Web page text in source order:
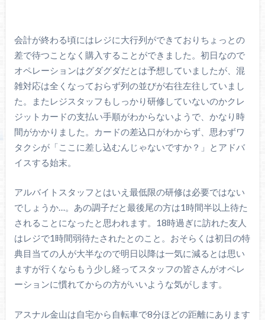
会計が終わる頃にはレジに大行列ができておりちょっとの
差で待つことなく購入することができました。初日なので
オペレーションはグダグダだとは予想していましたが、混
雑対応は全くなっておらず列の並びが右往左往していまし
た。またレジスタッフもしっかり研修していないのかクレ
ジットカードの支払い手順がわからないようで、かなり時
間がかかりました。カードの差込口がわからず、思わずワ
タクシが「ここに差し込むんじゃないですか？」とアドバ
イスする始末。
アルバイトスタッフとはいえ最低限の研修は必要ではない
でしょうか…。あの調子だと最後尾の方は1時間半以上待た
されることになったと思われます。18時過ぎに訪れた友人
はレジで1時間弱待たされたとのこと。おそらくは初日の特
典目当ての人が大半なので明日以降は一気に減るとは思い
ますが行くならもう少し経ってスタッフの皆さんがオペレ
ーションに慣れてからの方がいいような気がします。
アスナル金山は自宅から自転車で8分ほどの距離にあります